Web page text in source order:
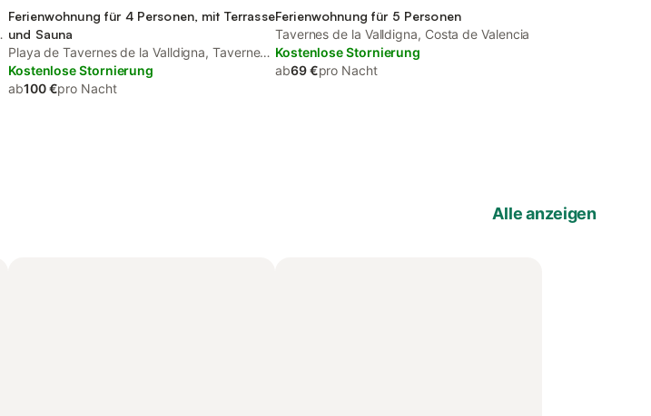
Ferienwohnung für 4 Personen, mit Terrasse
und Sauna
Playa de Tavernes de la Valldigna, Tavernes
de la Valldigna
Kostenlose Stornierung
ab100 €pro Nacht
Ferienwohnung für 5 Personen
Tavernes de la Valldigna, Costa de Valencia
Kostenlose Stornierung
ab69 €pro Nacht
Alle anzeigen